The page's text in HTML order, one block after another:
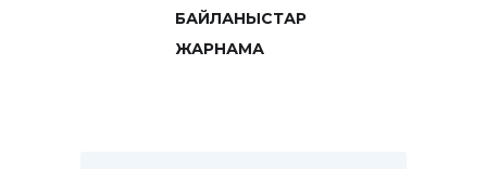
БАЙЛАНЫСТАР
ЖАРНАМА